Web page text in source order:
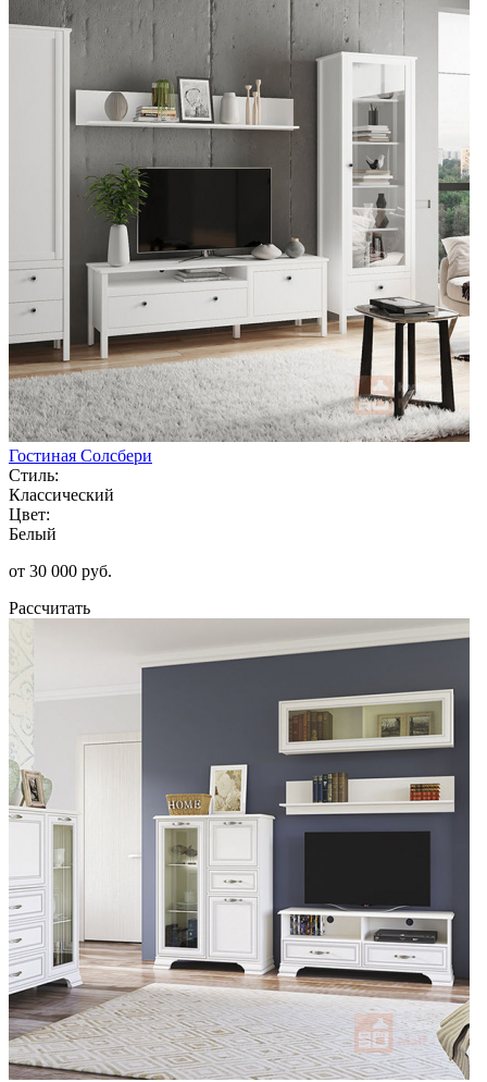
Гостиная Солсбери
Стиль:
Классический
Цвет:
Белый
от 30 000 руб.
Рассчитать